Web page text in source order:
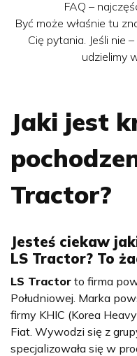
FAQ –
Być może właśnie tu
Cię pytania. Jeśli nie
udzielimy
Jaki jest
Tractor?
Jesteś ciekaw
LS Tractor? To
LS Tractor to firma
Południowej. Marka
firmy KHIC (Korea
Fiat. Wywodzi się z
specjalizowała się w